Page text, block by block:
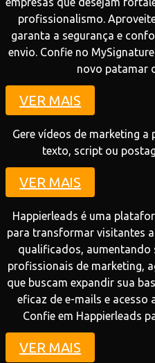
profissionalismo.
garanta a segurança e
envio. Confie no
novo patamar
VER MAIS
Gere vídeos de marketing
texto, script ou
VER MAIS
Happierleads é uma
para transformar visitantes
qualificados, aumentando
profissionais de marketing,
que buscam expandir sua
eficaz de e-mails e acesso
Confie em Happierleads
VER MAIS